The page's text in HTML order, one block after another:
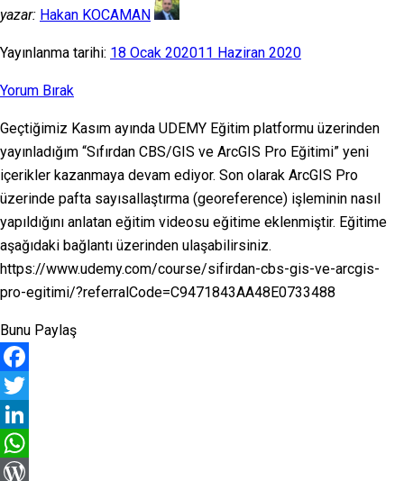
yazar: Hakan KOCAMAN
Yayınlanma tarihi: 18 Ocak 202011 Haziran 2020
Yorum Bırak
Geçtiğimiz Kasım ayında UDEMY Eğitim platformu üzerinden
yayınladığım “Sıfırdan CBS/GIS ve ArcGIS Pro Eğitimi” yeni
içerikler kazanmaya devam ediyor. Son olarak ArcGIS Pro
üzerinde pafta sayısallaştırma (georeference) işleminin nasıl
yapıldığını anlatan eğitim videosu eğitime eklenmiştir. Eğitime
aşağıdaki bağlantı üzerinden ulaşabilirsiniz.
https://www.udemy.com/course/sifirdan-cbs-gis-ve-arcgis-
pro-egitimi/?referralCode=C9471843AA48E0733488
Bunu Paylaş
Facebook
Twitter
LinkedIn
WhatsApp